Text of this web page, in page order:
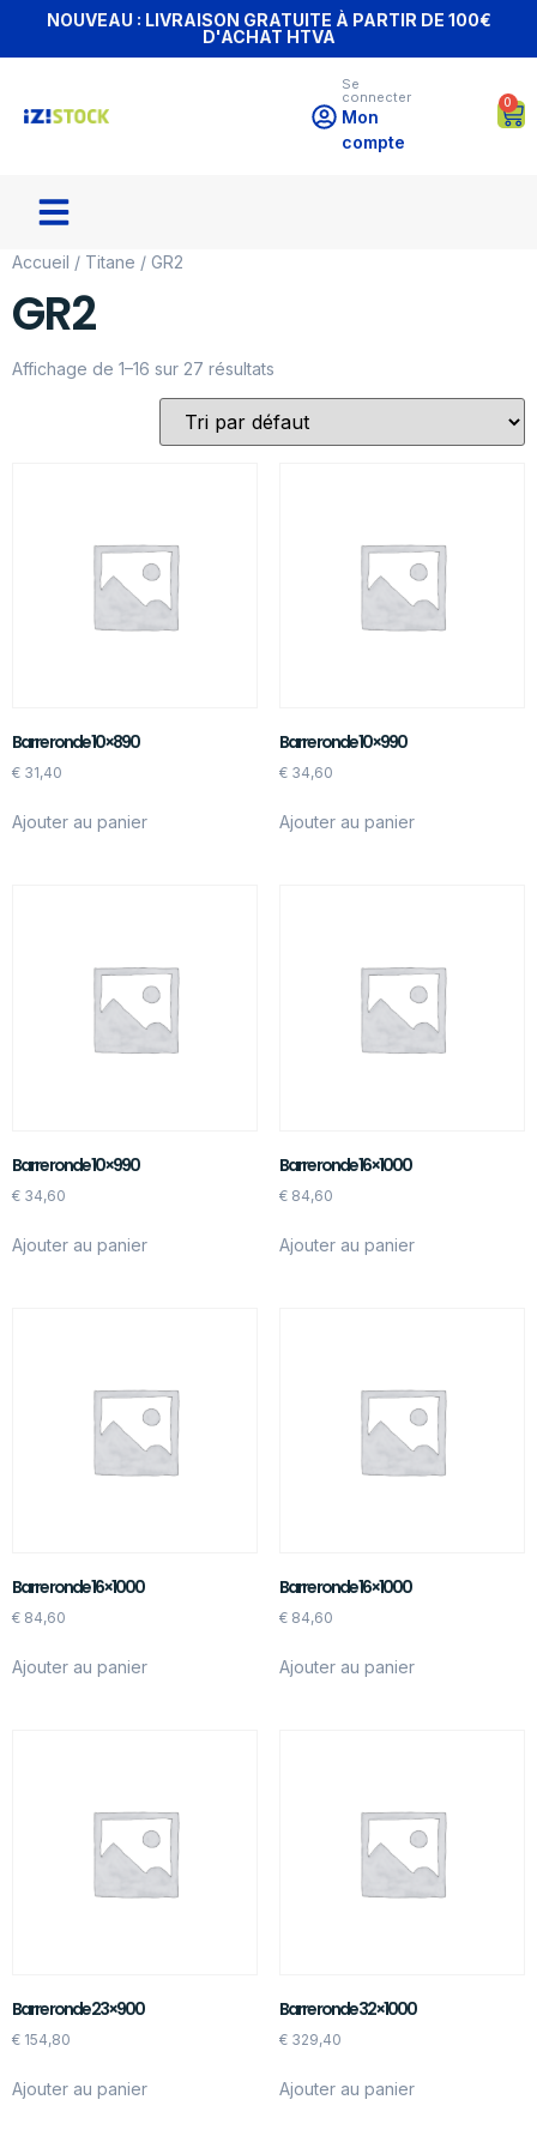
NOUVEAU : LIVRAISON GRATUITE À PARTIR DE 100€
D'ACHAT HTVA
Se
connecter
Mon
compte
0
Accueil / Titane / GR2
GR2
Affichage de 1–16 sur 27 résultats
Barre ronde 10×890
€ 31,40
Ajouter au panier
Barre ronde 10×990
€34,60
Ajouter au panier
Barre ronde 10×990
€ 34,60
Ajouter au panier
Barre ronde 16×1000
€84,60
Ajouter au panier
Barre ronde 16×1000
€ 84,60
Ajouter au panier
Barre ronde 16×1000
€84,60
Ajouter au panier
Barre ronde 23×900
€ 154,80
Ajouter au panier
Barre ronde 32×1000
€329,40
Ajouter au panier